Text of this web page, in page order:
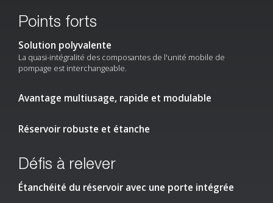
Points forts
Solution polyvalente
La quasi-intégralité des composantes de l'unité mobile de
pompage est interchangeable.
Avantage multiusage, rapide et modulable
Réservoir robuste et étanche
Défis à relever
Étanchéité du réservoir avec une porte intégrée